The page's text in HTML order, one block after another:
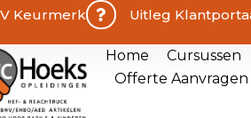
Keurmerk Uitleg
Home Cursussen
Offerte Aanvragen